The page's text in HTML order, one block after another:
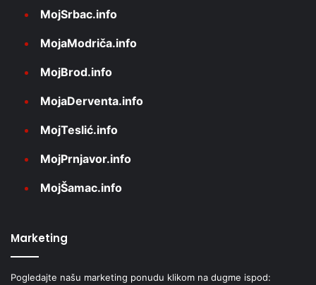
MojSrbac.info
MojaModriča.info
MojBrod.info
MojaDerventa.info
MojTeslić.info
MojPrnjavor.info
MojŠamac.info
Marketing
Pogledajte našu marketing ponudu klikom na dugme ispod: